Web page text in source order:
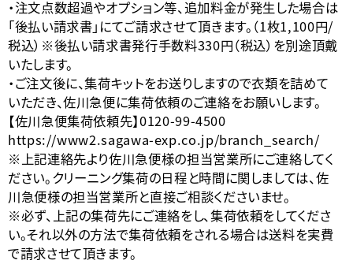
・注文点数超過やオプション等、追加料金が発生した場合は
「後払い請求書」にてご請求させて頂きます。（1枚1,100円/
税込）※後払い請求書発行手数料330円（税込）を別途頂戴
いたします。
・ご注文後に、集荷キットをお送りしますので衣類を詰めて
いただき、佐川急便に集荷依頼のご連絡をお願いします。
【佐川急便集荷依頼先】0120-99-4500
https://www2.sagawa-exp.co.jp/branch_search/
※上記連絡先より佐川急便様の担当営業所にご連絡してく
ださい。クリーニング集荷の日程と時間に関しましては、佐
川急便様の担当営業所と直接ご相談くださいませ。
※必ず、上記の集荷先にご連絡をし、集荷依頼をしてくださ
い。それ以外の方法で集荷依頼をされる場合は送料を実費
で請求させて頂きます。